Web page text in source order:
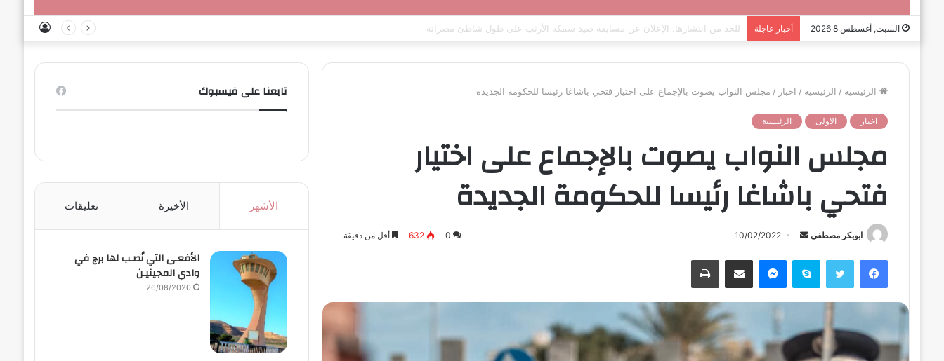
السبت, أغسطس 8 2026 أخبار عاجلة صفحة وحكاية،
الرئيسية / الرئيسية / اخبار / مجلس النواب يصوت بالإجماع على اختيار فتحي باشاغا رئيسا للحكومة الجديدة
اخبار الاولى الرئيسية
مجلس النواب يصوت بالإجماع على اختيار
فتحي باشاغا رئيسا للحكومة الجديدة
ابوبكر مصطفى
أ
ب
ي
10/02/2022
0
632 أقل من دقيقة
فيسبوك تويتر سكايب ماسنجر مشاركة عبر البريد طباعة
تابعنا على فيسبوك
الأشهر الأخيرة تعليقات
الأفعـى التي نُصـب لها برج في
وادي المجينيـن
26/08/2020